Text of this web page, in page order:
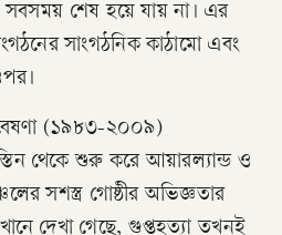
শেষ হয়ে যায় না। এর
সাংগঠনিক কাঠামো এবং
(১৯৮৩-২০০৯)
থেকে শুরু করে আয়ারল্যান্ড ও
সশস্ত্র গোষ্ঠীর অভিজ্ঞতার
দেখা গেছে, গুপ্তহত্যা তখনই